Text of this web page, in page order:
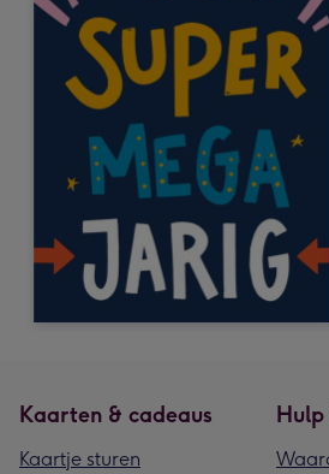
Kaarten & cadeaus
Kaartje sturen